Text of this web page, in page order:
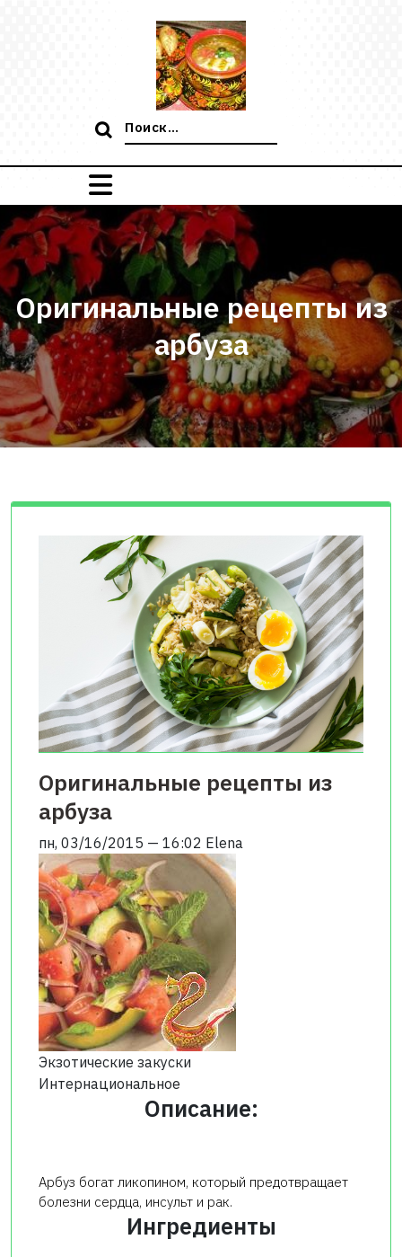
Поиск:
Оригинальные рецепты из
арбуза
Оригинальные рецепты из
арбуза
пн, 03/16/2015 — 16:02 Elena
Экзотические закуски
Интернациональное
Описание:
Арбуз богат ликопином, который предотвращает
болезни сердца, инсульт и рак.
Ингредиенты